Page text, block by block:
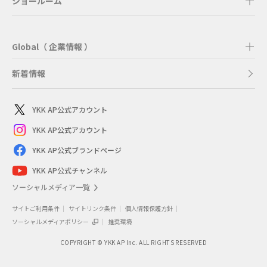
〒426-0044 静岡県藤枝市大東町494-1
TEL：054-631-4333
営業時間：9:00～18:00
定休日：毎週水曜日
展示場詳細はこちら
・プレーンルーフ 1台用
（株）Sunny place
POTOS HOUSE(ぽとすハウス) 日進竹の山店
〒470-0136 愛知県日進市竹の山四丁目2401番地
営業時間：10:00～17:00
定休日：毎週水曜日
展示場詳細はこちら
展示商品
・プレーンルーフ 1台用
マットシルバー / ブラック
・プレーンルーフ 2台用
・プレーンルーフ 1台用
〒700-0973 岡山県岡山市北区下中野702-101
TEL：0120-21-4134
営業時間：10:00～17:00
定休日：毎週水曜日（ただし、祝日の場合は開館）、
GW、夏期休暇、年末年始
営業時間：9:00～18:00
・プレーンルーフ 1台用
・プレーンルーフ 1台用
ドライチーク / ブラック
正和商事（株）
〒791-8036 愛媛県松山市高岡町96番地
TEL：089-989-5582
展示場詳細はこちら
展示商品
〒839-0809 福岡県久留米市東合川2丁目2-46
営業時間：8:30～17:30
定休日：毎週日曜日、第2・第4土曜日、祝日
展示場詳細はこちら
展示商品
・プレーンルーフ 2台用＋2台用 間口連結
サンドベージュ＋ディープグレイ / ブラック
・プレーンルーフ ミニ（自転車用）
ドライチーク / ブラック
展示商品
〒866-0831 熊本県八代市萩原町二丁目11-53
営業時間：8:00～17:00
定休日：毎週土曜日・日曜日、祝日
展示商品
・プレーンルーフ 2台用
（株）武石アルミサッシ
〒877-0036 大分県日田市三芳小渕町780-14
TEL：0973-24-2920
展示場詳細はこちら
展示商品
・プレーンルーフ 2台用
ドライチーク / ブラック
（株）フォースター九州 本社
〒891-0133 鹿児島県鹿児島市平川町3519番地
TEL：0120-70-1134
営業時間：9:00～17:00
定休日：毎週土曜日・日曜日、祝日
展示場詳細はこちら
Global（ 企業情報 ）
新着情報
YKK AP公式アカウント
YKK AP公式アカウント
YKK AP公式ブランドページ
YKK AP公式チャンネル
ソーシャルメディア一覧
サイトご利用条件 サイトリンク条件
個人情報保護方針
ソーシャルメディアポリシー
推奨環境
COPYRIGHT © YKK AP Inc. ALL RIGHTS RESERVED